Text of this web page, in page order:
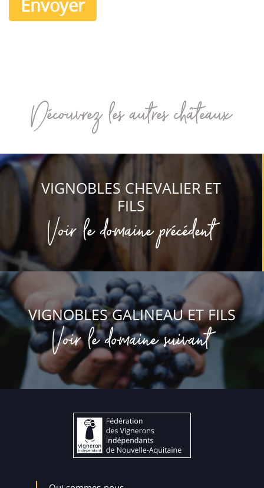
Découvrez les autres châteaux
VIGNOBLES CHEVALIER ET
FILS
Voir le domaine précédent
VIGNOBLES GALINEAU ET FILS
Voir le domaine suivant